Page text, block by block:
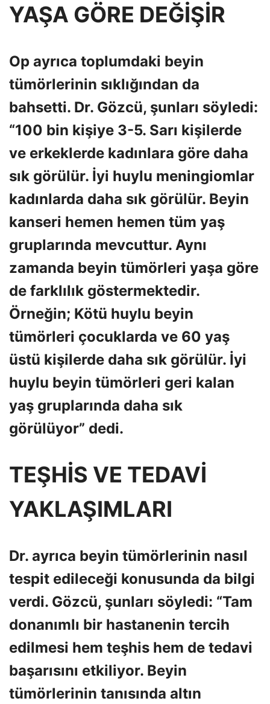
YAŞA GÖRE DEĞİŞİR
Op ayrıca toplumdaki beyin
tümörlerinin sıklığından da
bahsetti. Dr. Gözcü, şunları söyledi:
“100 bin kişiye 3-5. Sarı kişilerde
ve erkeklerde kadınlara göre daha
sık görülür. İyi huylu meningiomlar
kadınlarda daha sık görülür. Beyin
kanseri hemen hemen tüm yaş
gruplarında mevcuttur. Aynı
zamanda beyin tümörleri yaşa göre
de farklılık göstermektedir.
Örneğin; Kötü huylu beyin
tümörleri çocuklarda ve 60 yaş
üstü kişilerde daha sık görülür. İyi
huylu beyin tümörleri geri kalan
yaş gruplarında daha sık
görülüyor” dedi.
TEŞHİS VE TEDAVİ
YAKLAŞIMLARI
Dr. ayrıca beyin tümörlerinin nasıl
tespit edileceği konusunda da bilgi
verdi. Gözcü, şunları söyledi: “Tam
donanımlı bir hastanenin tercih
edilmesi hem teşhis hem de tedavi
başarısını etkiliyor. Beyin
tümörlerinin tanısında altın